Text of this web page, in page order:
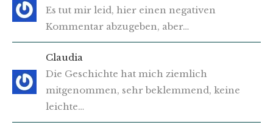
Es tut mir leid, hier einen negativen
Kommentar abzugeben, aber…
Claudia
Die Geschichte hat mich ziemlich
mitgenommen, sehr beklemmend, keine
leichte…